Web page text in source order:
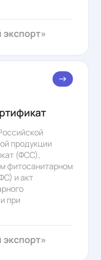
продукции
(ФСС),
фитосанитарном
и акт
при
east